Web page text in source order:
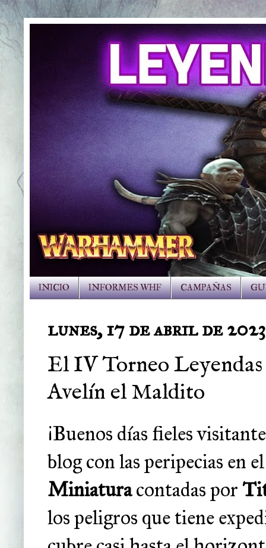
INICIO INFORMES WHF CAMPAÑAS
lunes, 17 de abril de 2023
El IV Torneo
Avelín el Maldito
¡Buenos días fieles
blog con las peripecias en el
Miniaturacontadas por
los peligros que tiene